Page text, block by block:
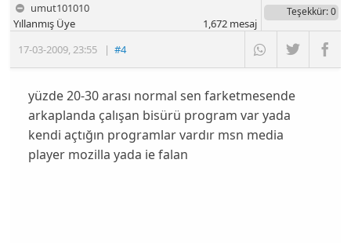
umut101010
17-03-2009,23:55 |#4
Yıllanmış Üye
Teşekkür: 0
1,672mesaj
yüzde 20-30 arası normal sen farketmesende
arkaplanda çalışan bisürü program var yada
kendi açtığın programlar vardır msn media
player mozilla yada ie falan